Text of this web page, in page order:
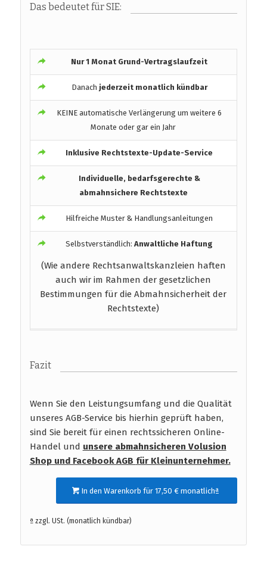
Das bedeutet für SIE:
Nur 1 Monat Grund-Vertragslaufzeit
Danach jederzeit monatlich kündbar
KEINE automatische Verlängerung um weitere 6
Monate oder gar ein Jahr
Inklusive Rechtstexte-Update-Service
Individuelle, bedarfsgerechte &
abmahnsichere Rechtstexte
Hilfreiche Muster & Handlungsanleitungen
Selbstverständlich:Anwaltliche Haftung
(Wie andere Rechtsanwaltskanzleien haften
auch wir im Rahmen der gesetzlichen
Bestimmungen für die Abmahnsicherheit der
Rechtstexte)
Fazit
Wenn Sie den Leistungsumfang und die Qualität
unseres AGB-Service bis hierhin geprüft haben,
sind Sie bereit für einen rechtssicheren Online-
Handel und unsere abmahnsicheren Volusion
Shop und Facebook AGB für Kleinunternehmer.
In den Warenkorb für 17,50 € monatlichª
ª zzgl. USt. (monatlich kündbar)